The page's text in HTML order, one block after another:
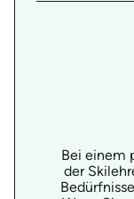
Bei einem
der